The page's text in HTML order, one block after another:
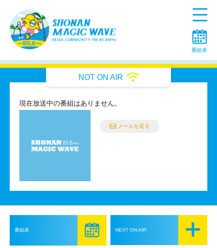
Menu
番組表
NOT ON AIR
現在放送中の番組はありません。
メールを送る
番組表 NEXT ON AIR